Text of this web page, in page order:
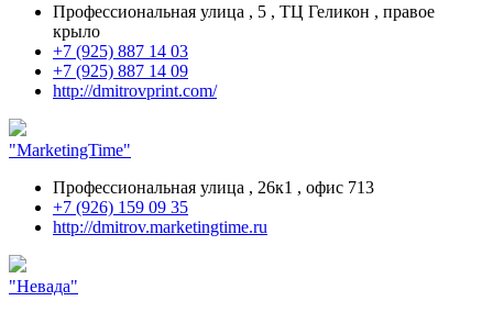
Профессиональная улица , 5 , ТЦ Геликон , правое
крыло
+7 (925) 887 14 03
+7 (925) 887 14 09
http://dmitrovprint.com/
"MarketingTime"
Профессиональная улица , 26к1 , офис 713
+7 (926) 159 09 35
http://dmitrov.marketingtime.ru
"Невада"